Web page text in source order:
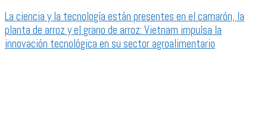
La ciencia y la tecnología están presentes en el camarón, la
planta de arroz y el grano de arroz: Vietnam impulsa la
innovación tecnológica en su sector agroalimentario